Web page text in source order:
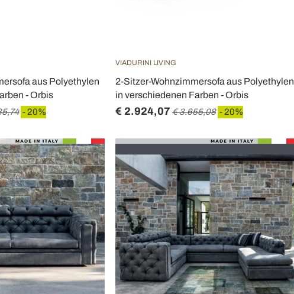
aus Polyethylen
- Orbis
- 20%
VIADURINI LIVING
2-Sitzer-Wohnzimmersofa aus Polyethylen
in verschiedenen Farben - Orbis
€ 2.924,07 € 3.655,08 - 20%